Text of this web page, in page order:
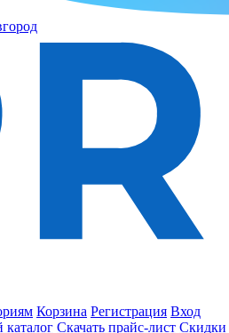
Корзина Регистрация Вход
Скачать прайс-лист Скидки